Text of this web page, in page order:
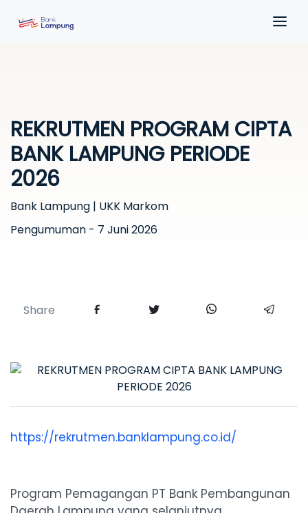
REKRUTMEN PROGRAM CIPTA
BANK LAMPUNG PERIODE
2026
Bank Lampung | UKK Markom
Pengumuman - 7 Juni 2026
Share
https://rekrutmen.banklampung.co.id/
Program Pemagangan PT Bank Pembangunan